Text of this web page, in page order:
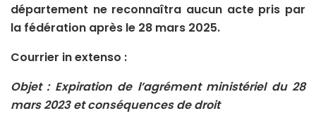
département ne reconnaîtra aucun acte pris par
la fédération après le 28 mars 2025.
Courrier in extenso :
Objet : Expiration de l’agrément ministériel du 28
mars 2023 et conséquences de droit